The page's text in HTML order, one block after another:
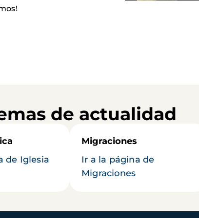
de actualidad
de Iglesia
Migraciones
Ir a la página de
Migraciones